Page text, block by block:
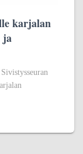
karjalan
ja